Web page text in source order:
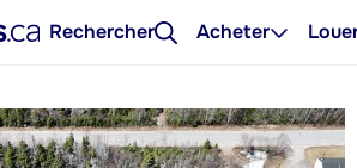
Rechercher Acheter